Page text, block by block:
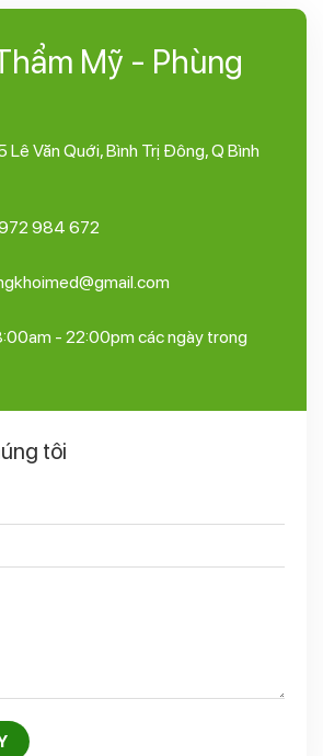
Mỹ - Phùng
Lê Văn Quới, Bình Trị Đông, Q Bình
984 672
- 22:00pm các ngày trong
tôi